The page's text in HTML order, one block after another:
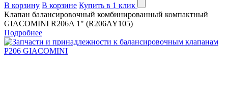
В корзину В корзине Купить в 1 клик
Клапан балансировочный комбинированный компактный
GIACOMINI R206A 1" (R206AY105)
Подробнее